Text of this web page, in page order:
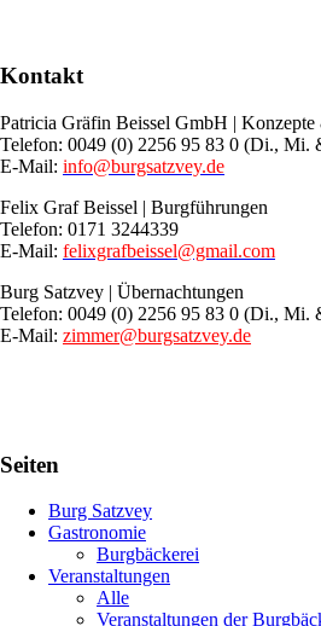
Kontakt
Patricia Gräfin Beissel GmbH |
Telefon: 0049 (0) 2256 95 83 0 (Di., Mi.
E-Mail: info@burgsatzvey.de
Felix Graf Beissel | Burgführungen
Telefon: 0171 3244339
E-Mail: felixgrafbeissel@gmail.com
Burg Satzvey | Übernachtungen
Telefon: 0049 (0) 2256 95 83 0 (Di., Mi.
E-Mail: zimmer@burgsatzvey.de
Seiten
Burg Satzvey
Gastronomie
Burgbäckerei
Veranstaltungen
Alle
Veranstaltungen der